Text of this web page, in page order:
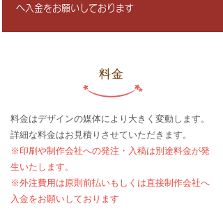
へ入金をお願いしております
料金
料金はデザインの媒体により大きく変動します。
詳細な料金はお見積りさせていただきます。
※​印刷や制作会社への発注・入稿は別途料金が発
生いたします。
※外注費用は原則前払いもしくは直接制作会社へ
入金をお願いしております